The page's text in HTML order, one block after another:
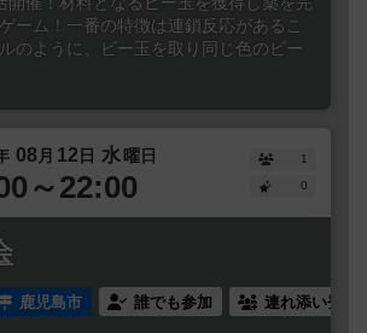
ーム！一番の特徴は連鎖反応があるこ
のように、ビー玉を取り同じ色のビー
08 月 12日 水曜日
～22:00
1
0
鹿児島市 誰でも参加 連れ添い登録